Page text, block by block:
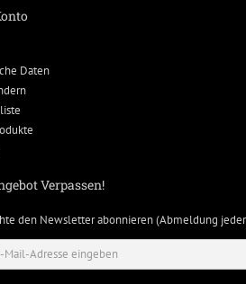
Daten
Verpassen!
den Newsletter abonnieren (Abmeldung